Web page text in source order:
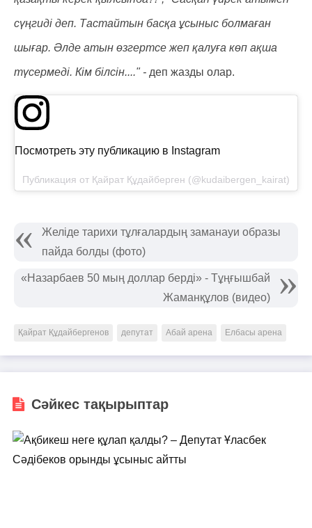
сүңгиді деп. Тастайтын басқа ұсыныс болмаған
шығар. Әлде атын өзгертсе жеп қалуға көп ақша
түсермеді. Кім білсін...." - деп жазды олар.
Посмотреть эту публикацию в Instagram
Публикация от Қайрат Құдайберген (@kudaibergen_kairat)
Желіде тарихи тұлғалардың заманауи образы
пайда болды (фото)
«Назарбаев 50 мың доллар берді» - Тұңғышбай
Жаманқұлов (видео)
Қайрат Құдайбергенов депутат Абай арена Елбасы арена
Сәйкес тақырыптар